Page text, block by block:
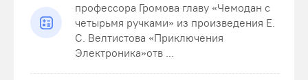
профессора Громова главу «Чемодан с
четырьмя ручками» из произведения Е.
С. Велтистова «Приключения
Электроника»отв ...